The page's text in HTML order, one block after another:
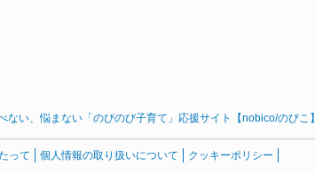
ない、悩まない「のびのび子育て」応援サイト【nobico/のびこ】
って 個人情報の取り扱いについて
クッキーポリシー